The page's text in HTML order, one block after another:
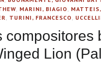
MARINI, BIAGIO
TURINI, FRANCESCO
compositores
Lion